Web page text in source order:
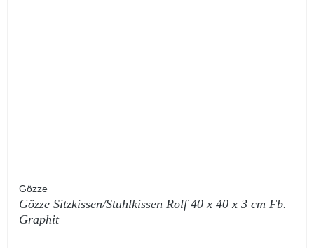
Gözze
Gözze Sitzkissen/Stuhlkissen Rolf 40 x 40 x 3 cm Fb.
Graphit